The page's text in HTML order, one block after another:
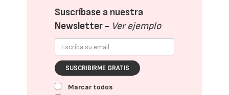
Suscríbase a nuestra
Newsletter - Ver ejemplo
SUSCRIBIRME GRATIS
Marcar todos